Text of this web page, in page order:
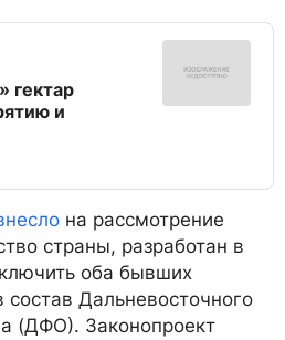
гектар
и
на рассмотрение
страны, разработан в
оба бывших
состав Дальневосточного
(ДФО). Законопроект